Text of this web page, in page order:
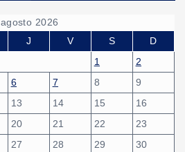
agosto 2026
J V S
D
1
2
6 7 8
9
13 14 15
16
20 21 22
23
27 28 29
30